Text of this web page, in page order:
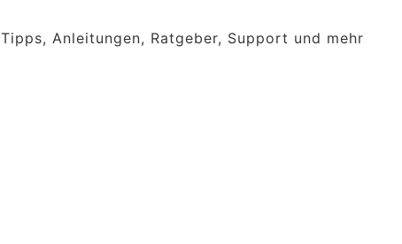
Tipps, Anleitungen, Ratgeber, Support und mehr